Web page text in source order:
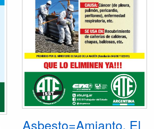
Asbesto=Amianto. El